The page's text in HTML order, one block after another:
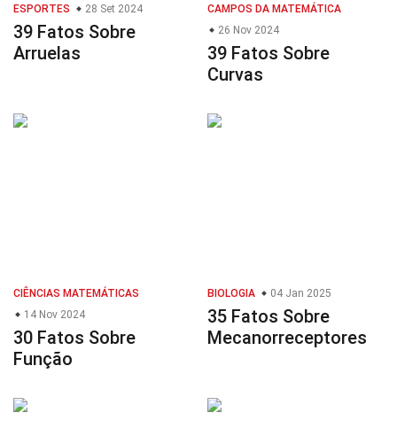
ESPORTES 28 Set 2024
39 Fatos Sobre
Arruelas
CAMPOS DA MATEMÁTICA
26 Nov 2024
39 Fatos Sobre
Curvas
CIÊNCIAS MATEMÁTICAS
14 Nov 2024
30 Fatos Sobre
Função
BIOLOGIA 04 Jan 2025
35 Fatos Sobre
Mecanorreceptores